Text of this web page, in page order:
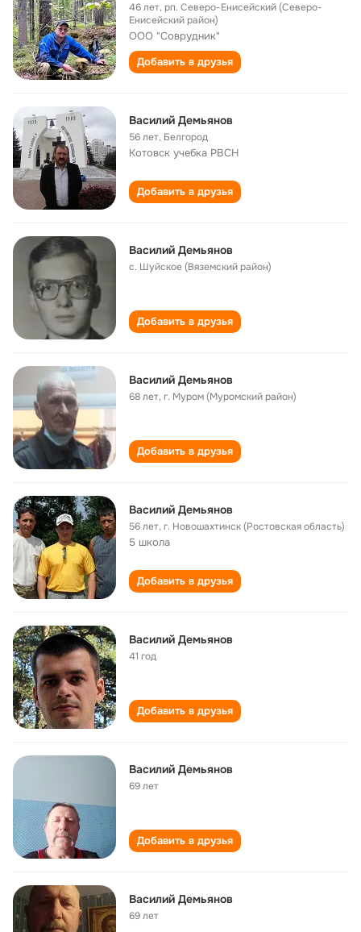
46 лет,рп. Северо-Енисейский (Северо-
Енисейский район)
ООО "Соврудник"
Добавить в друзья
Василий Демьянов
56 лет, Белгород
Котовск учебка РВСН
Добавить в друзья
Василий Демьянов
с. Шуйское (Вяземский район)
Добавить в друзья
Василий Демьянов
68 лет,г. Муром (Муромский район)
Добавить в друзья
Василий Демьянов
56 лет,г. Новошахтинск (Ростовская область)
5 школа
Добавить в друзья
Василий Демьянов
41 год
Добавить в друзья
Василий Демьянов
69 лет
Добавить в друзья
Василий Демьянов
69 лет